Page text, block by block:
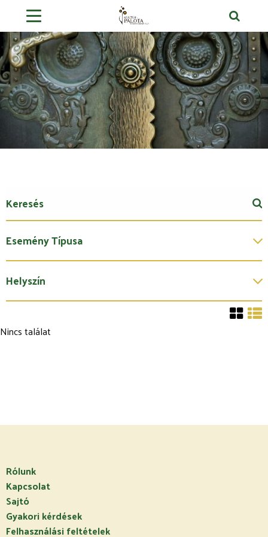
Esemény Típusa
Helyszín
Nincs találat
Rólunk
Kapcsolat
Sajtó
Gyakori kérdések
Felhasználási feltételek